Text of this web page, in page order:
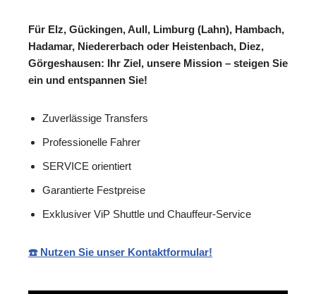
Für Elz, Gückingen, Aull, Limburg (Lahn), Hambach,
Hadamar, Niedererbach oder Heistenbach, Diez,
Görgeshausen: Ihr Ziel, unsere Mission – steigen Sie
ein und entspannen Sie!
Zuverlässige Transfers
Professionelle Fahrer
SERVICE orientiert
Garantierte Festpreise
Exklusiver ViP Shuttle und Chauffeur-Service
☎️ Nutzen Sie unser Kontaktformular!